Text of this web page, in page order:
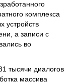
комплекса
устройств
а записи с
во
тысячи диалогов
массива